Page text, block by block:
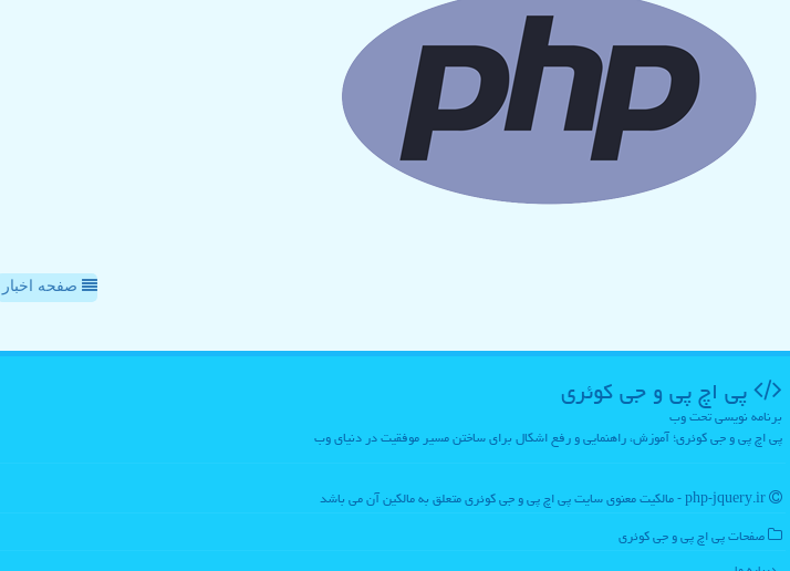
صفحه اخبار
پی اچ پی و جی كوئری
برنامه نویسی تحت وب
پی اچ پی و جی کوئری؛ آموزش، راهنمایی و رفع اشکال برای ساختن مسیر موفقیت در دنیای وب
صفحات پی اچ پی و جی كوئری